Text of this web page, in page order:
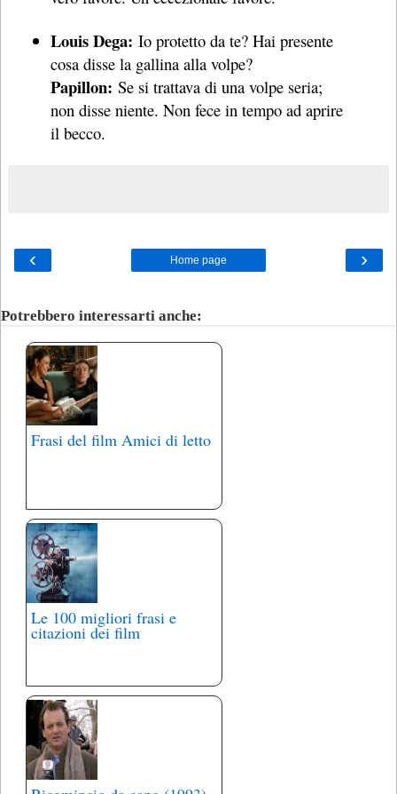
Louis Dega:Io protetto da te? Hai presente
cosa disse la gallina alla volpe?
Papillon:Se si trattava di una volpe seria;
non disse niente. Non fece in tempo ad aprire
il becco.
‹ ›
Home page
Potrebbero interessarti anche:
Frasi del film Amici di letto
Le 100 migliori frasi e
citazioni dei film